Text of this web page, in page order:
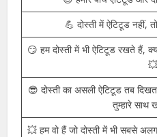
😈 हम अपने दोस्तों के लिए कुछ भी
नहीं
💥 दुनिया बदल सकती है, लेकिन
😎 हमारे बीच ऐटिटूड और
💪 दोस्ती में ऐटिटूड नहीं,